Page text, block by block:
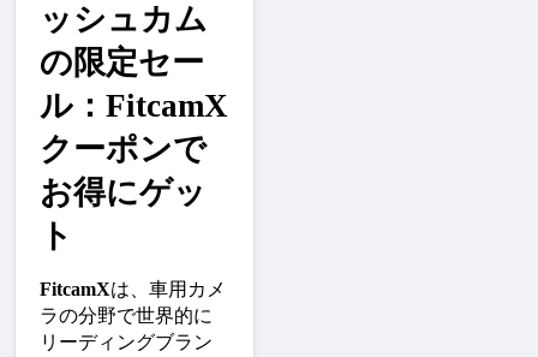
ッシュカム
の限定セー
ル：FitcamX
クーポンで
お得にゲッ
ト
FitcamXは、車用カメ
ラの分野で世界的に
リーディングブラン